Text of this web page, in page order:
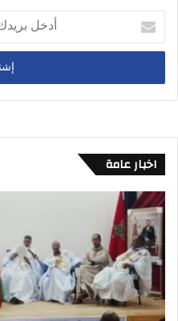
أدخل
بريدك
الإلكتروني
اخبار عامة